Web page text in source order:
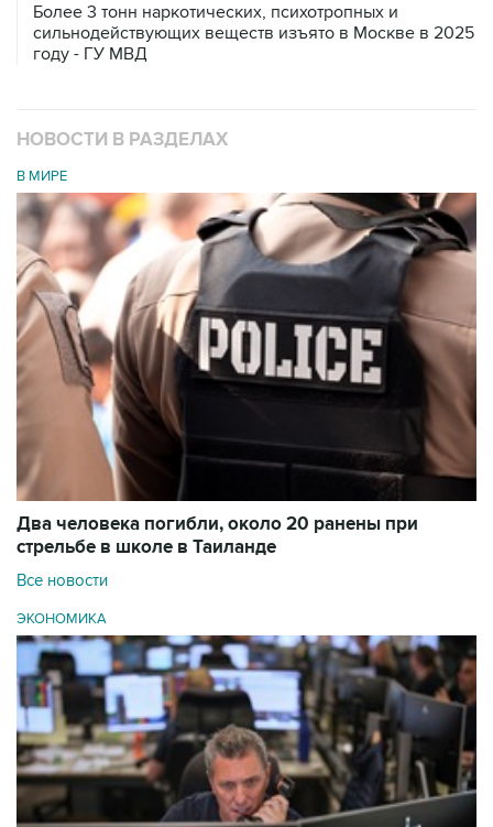
Более 3 тонн наркотических, психотропных и
сильнодействующих веществ изъято в Москве в 2025
году - ГУ МВД
НОВОСТИ В РАЗДЕЛАХ
В МИРЕ
Два человека погибли, около 20 ранены при
стрельбе в школе в Таиланде
Все новости
ЭКОНОМИКА